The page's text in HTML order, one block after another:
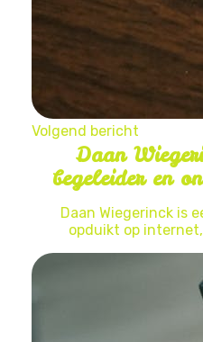
Volgend bericht
Daan
begeleider en
Daan Wiegerinck is
opduikt op